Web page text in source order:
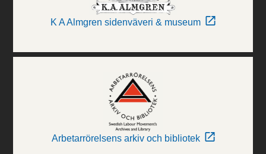
K A Almgren sidenväveri & museum
Arbetarrörelsens arkiv och bibliotek